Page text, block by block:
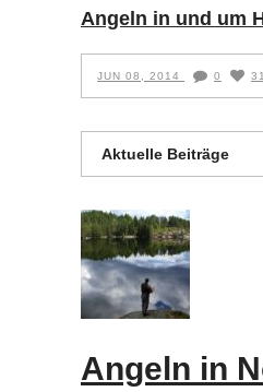
Angeln in und um
JUN 08, 2014 0 31
Aktuelle Beiträge
Angeln in